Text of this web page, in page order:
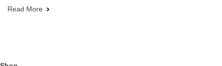
Read More